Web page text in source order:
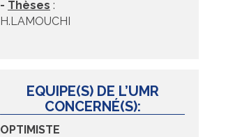
- Thèses :
H.LAMOUCHI
EQUIPE(S) DE L’UMR
CONCERNÉ(S):
OPTIMISTE